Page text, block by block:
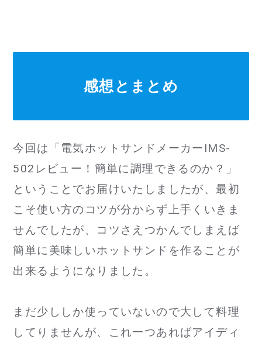
感想とまとめ
今回は「電気ホットサンドメーカーIMS-
502レビュー！簡単に調理できるのか？」
ということでお届けいたしましたが、最初
こそ使い方のコツが分からず上手くいきま
せんでしたが、コツさえつかんでしまえば
簡単に美味しいホットサンドを作ることが
出来るようになりました。
まだ少ししか使っていないので大して料理
してりませんが、これ一つあればアイディ